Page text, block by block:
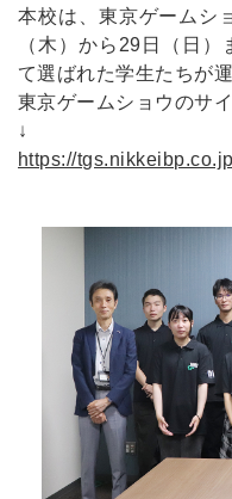
本校は、東京ゲームシ
（木）から29日（日
て選ばれた学生たちが
東京ゲームショウのサ
↓
https://